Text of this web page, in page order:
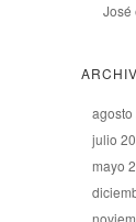
José
agosto
julio
mayo